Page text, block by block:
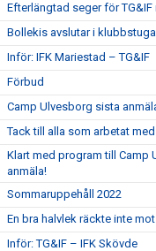
Efterlängtad seger för TG&IF
Bollekis avslutar i
Inför: IFK Mariestad – TG&IF
Förbud
Camp Ulvesborg sista
Tack till alla som arbetat
Klart med program till Camp
anmäla!
Sommaruppehåll 2022
En bra halvlek räckte inte
Inför: TG&IF – IFK Skövde